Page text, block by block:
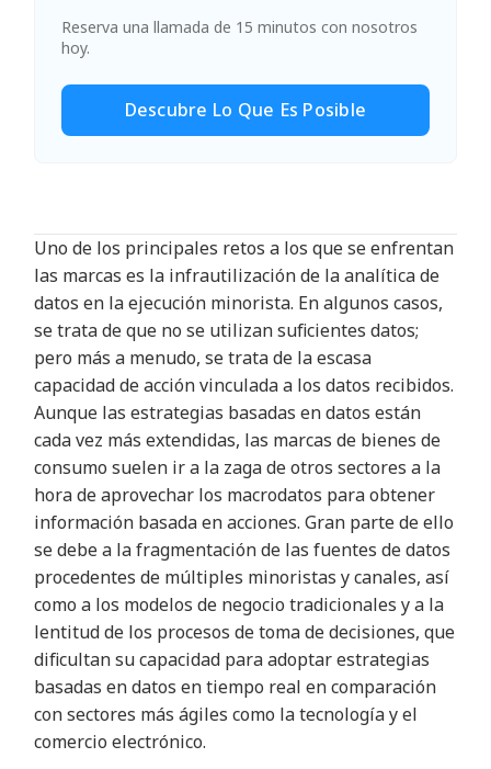
Reserva una llamada de 15 minutos con nosotros
hoy.
Descubre Lo Que Es Posible
Uno de los principales retos a los que se enfrentan
las marcas es la infrautilización de la analítica de
datos en la ejecución minorista. En algunos casos,
se trata de que no se utilizan suficientes datos;
pero más a menudo, se trata de la escasa
capacidad de acción vinculada a los datos recibidos.
Aunque las estrategias basadas en datos están
cada vez más extendidas, las marcas de bienes de
consumo suelen ir a la zaga de otros sectores a la
hora de aprovechar los macrodatos para obtener
información basada en acciones. Gran parte de ello
se debe a la fragmentación de las fuentes de datos
procedentes de múltiples minoristas y canales, así
como a los modelos de negocio tradicionales y a la
lentitud de los procesos de toma de decisiones, que
dificultan su capacidad para adoptar estrategias
basadas en datos en tiempo real en comparación
con sectores más ágiles como la tecnología y el
comercio electrónico.